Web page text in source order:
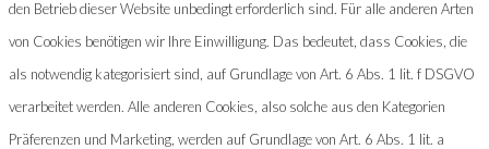
den Betrieb dieser Website unbedingt erforderlich sind. Für alle anderen Arten
von Cookies benötigen wir Ihre Einwilligung. Das bedeutet, dass Cookies, die
als notwendig kategorisiert sind, auf Grundlage von Art. 6 Abs. 1 lit. f DSGVO
verarbeitet werden. Alle anderen Cookies, also solche aus den Kategorien
Präferenzen und Marketing, werden auf Grundlage von Art. 6 Abs. 1 lit. a